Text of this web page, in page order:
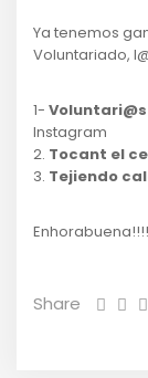
Ya tenemos
Voluntariado,
1-
Instagram
2. Tocant el
3. Tejiendo
Enhorabuena!!!!
Share